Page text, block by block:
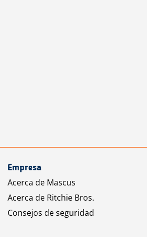
Empresa
Acerca de Mascus
Acerca de Ritchie Bros.
Consejos de seguridad